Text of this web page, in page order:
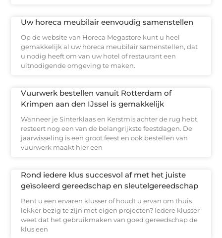
Uw horeca meubilair eenvoudig samenstellen
Op de website van Horeca Megastore kunt u heel
gemakkelijk al uw horeca meubilair samenstellen, dat
u nodig heeft om van uw hotel of restaurant een
uitnodigende omgeving te maken.
Vuurwerk bestellen vanuit Rotterdam of
Krimpen aan den IJssel is gemakkelijk
Wanneer je Sinterklaas en Kerstmis achter de rug hebt,
resteert nog een van de belangrijkste feestdagen. De
jaarwisseling is een groot feest en ook bestellen van
vuurwerk maakt hier een
Rond iedere klus succesvol af met het juiste
geïsoleerd gereedschap en sleutelgereedschap
Bent u een ervaren klusser of houdt u ervan om thuis
lekker bezig te zijn met eigen projecten? Iedere klusser
weet dat het gebruikmaken van goed gereedschap de
klus een